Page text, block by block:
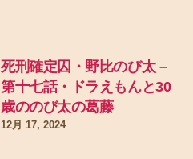
死刑確定囚・野比のび太 –
第十七話・ドラえもんと30
歳ののび太の葛藤
12月 17, 2024